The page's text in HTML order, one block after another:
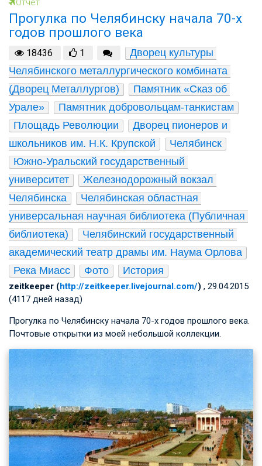
Отчет
Прогулка по Челябинску начала 70-х
годов прошлого века
18436 1
Дворец культуры
Челябинского металлургического комбината
(Дворец Металлургов)
Памятник «Сказ об
Урале»
Памятник добровольцам-танкистам
Площадь Революции
Дворец пионеров и
школьников им. Н.К. Крупской
Челябинск
Южно-Уральский государственный
университет
Железнодорожный вокзал
Челябинска
Челябинская областная
универсальная научная библиотека (Публичная
библиотека)
Челябинский государственный
академический театр драмы им. Наума Орлова
Река Миасс
Фото История
zeitkeeper (http://zeitkeeper.livejournal.com/) , 29.04.2015
(4117 дней назад)
Прогулка по Челябинску начала 70-х годов прошлого века.
Почтовые открытки из моей небольшой коллекции.